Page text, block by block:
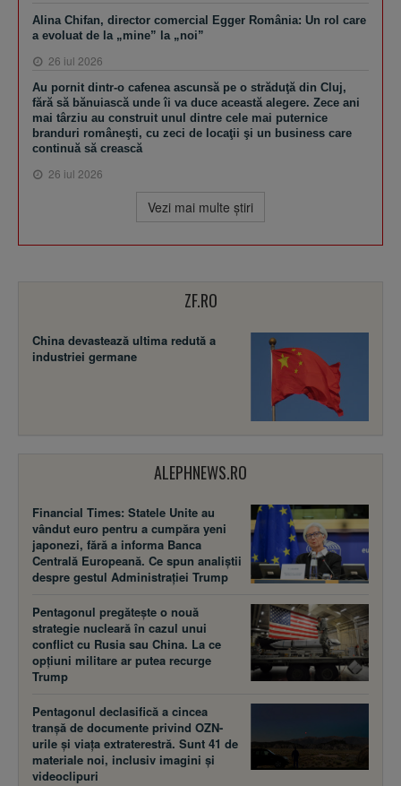
Alina Chifan, director comercial Egger România: Un rol care
a evoluat de la „mine” la „noi”
26 iul 2026
Au pornit dintr-o cafenea ascunsă pe o străduţă din Cluj,
fără să bănuiască unde îi va duce această alegere. Zece ani
mai târziu au construit unul dintre cele mai puternice
branduri româneşti, cu zeci de locaţii şi un business care
continuă să crească
26 iul 2026
Vezi mai multe ştiri
ZF.RO
China devastează ultima redută a
industriei germane
ALEPHNEWS.RO
Financial Times: Statele Unite au
vândut euro pentru a cumpăra yeni
japonezi, fără a informa Banca
Centrală Europeană. Ce spun analiștii
despre gestul Administrației Trump
Pentagonul pregătește o nouă
strategie nucleară în cazul unui
conflict cu Rusia sau China. La ce
opțiuni militare ar putea recurge
Trump
Pentagonul declasifică a cincea
tranșă de documente privind OZN-
urile și viața extraterestră. Sunt 41 de
materiale noi, inclusiv imagini și
videoclipuri